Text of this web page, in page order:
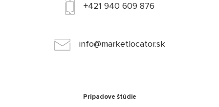
+421 940 609 876
info@marketlocator.sk
Prípadove štúdie